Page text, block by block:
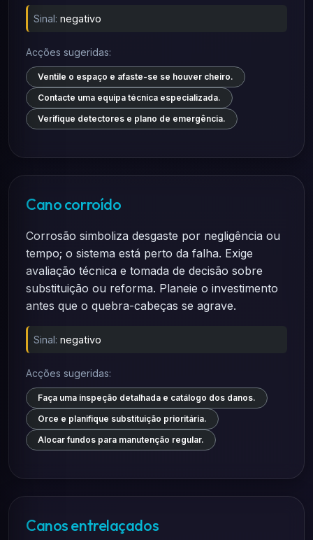
Sinal: negativo
Acções sugeridas:
Ventile o espaço e afaste-se se houver cheiro.
Contacte uma equipa técnica especializada.
Verifique detectores e plano de emergência.
Cano corroído
Corrosão simboliza desgaste por negligência ou
tempo; o sistema está perto da falha. Exige
avaliação técnica e tomada de decisão sobre
substituição ou reforma. Planeie o investimento
antes que o quebra-cabeças se agrave.
Sinal: negativo
Acções sugeridas:
Faça uma inspeção detalhada e catálogo dos danos.
Orce e planifique substituição prioritária.
Alocar fundos para manutenção regular.
Canos entrelaçados